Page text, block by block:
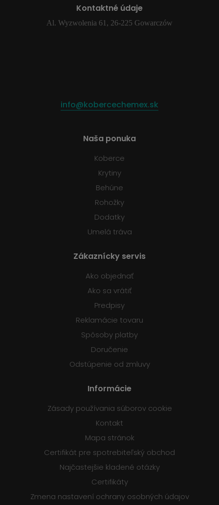
Kontaktné údaje
Al. Wyzwolenia 61, 26-225 Gowarczów
info@kobercechemex.sk
Naša ponuka
Koberce
Krytiny
Behúne
Rohožky
Dodatky
Umelá tráva
Zákaznícky servis
Ako objednať
Ako sa vrátiť
Predpisy
Reklamácie tovaru
Spôsoby platby
Doručenie
Odstúpenie od zmluvy
Informácie
Zásady používania súborov cookie
Kontakt
Mapa stránok
Certifikát pre spotrebiteľský obchod
Najčastejšie kladené otázky
Certifikáty
Zmena nastavení ochrany osobných údajov